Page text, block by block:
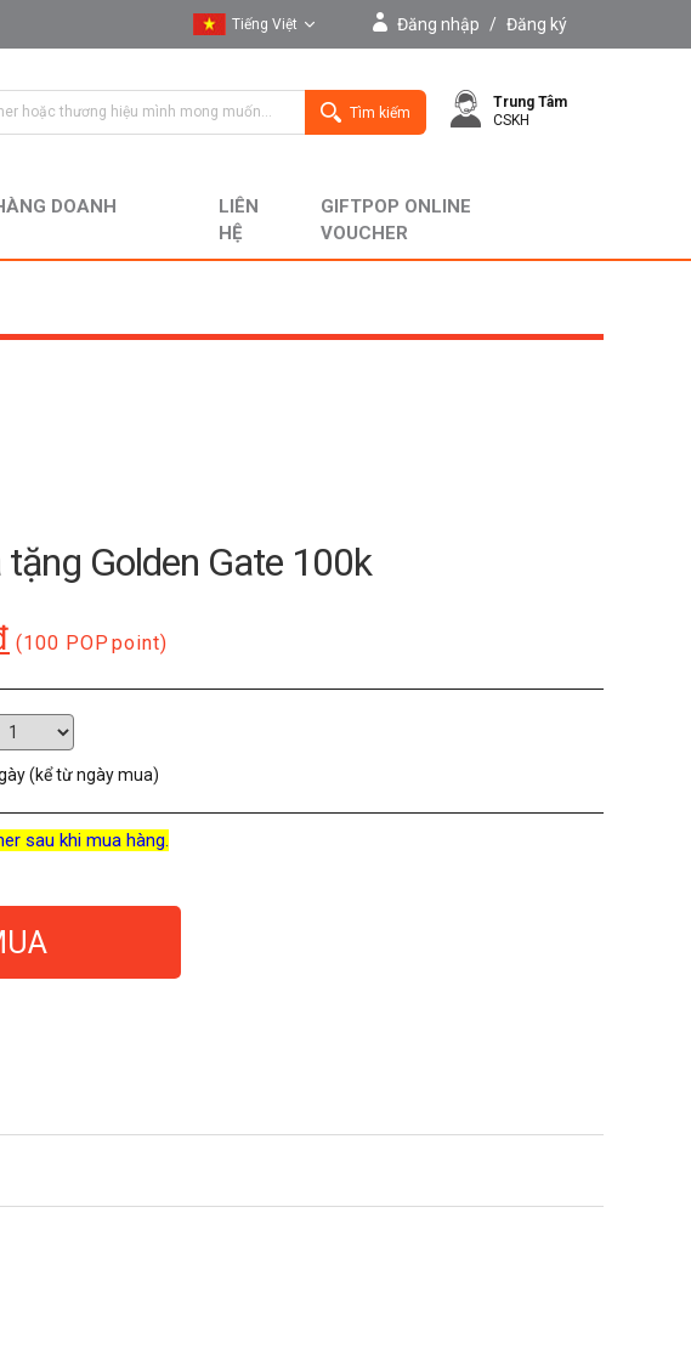
Tiếng Việt
English
Đăng nhập / Đăng ký
Tìm kiếm
Trung Tâm
CSKH
DOANH
LIÊN
HỆ
GIFTPOP ONLINE
VOUCHER
tặng Golden Gate 100k
(100 POP point)
(kể từ ngày mua)
sau khi mua hàng.